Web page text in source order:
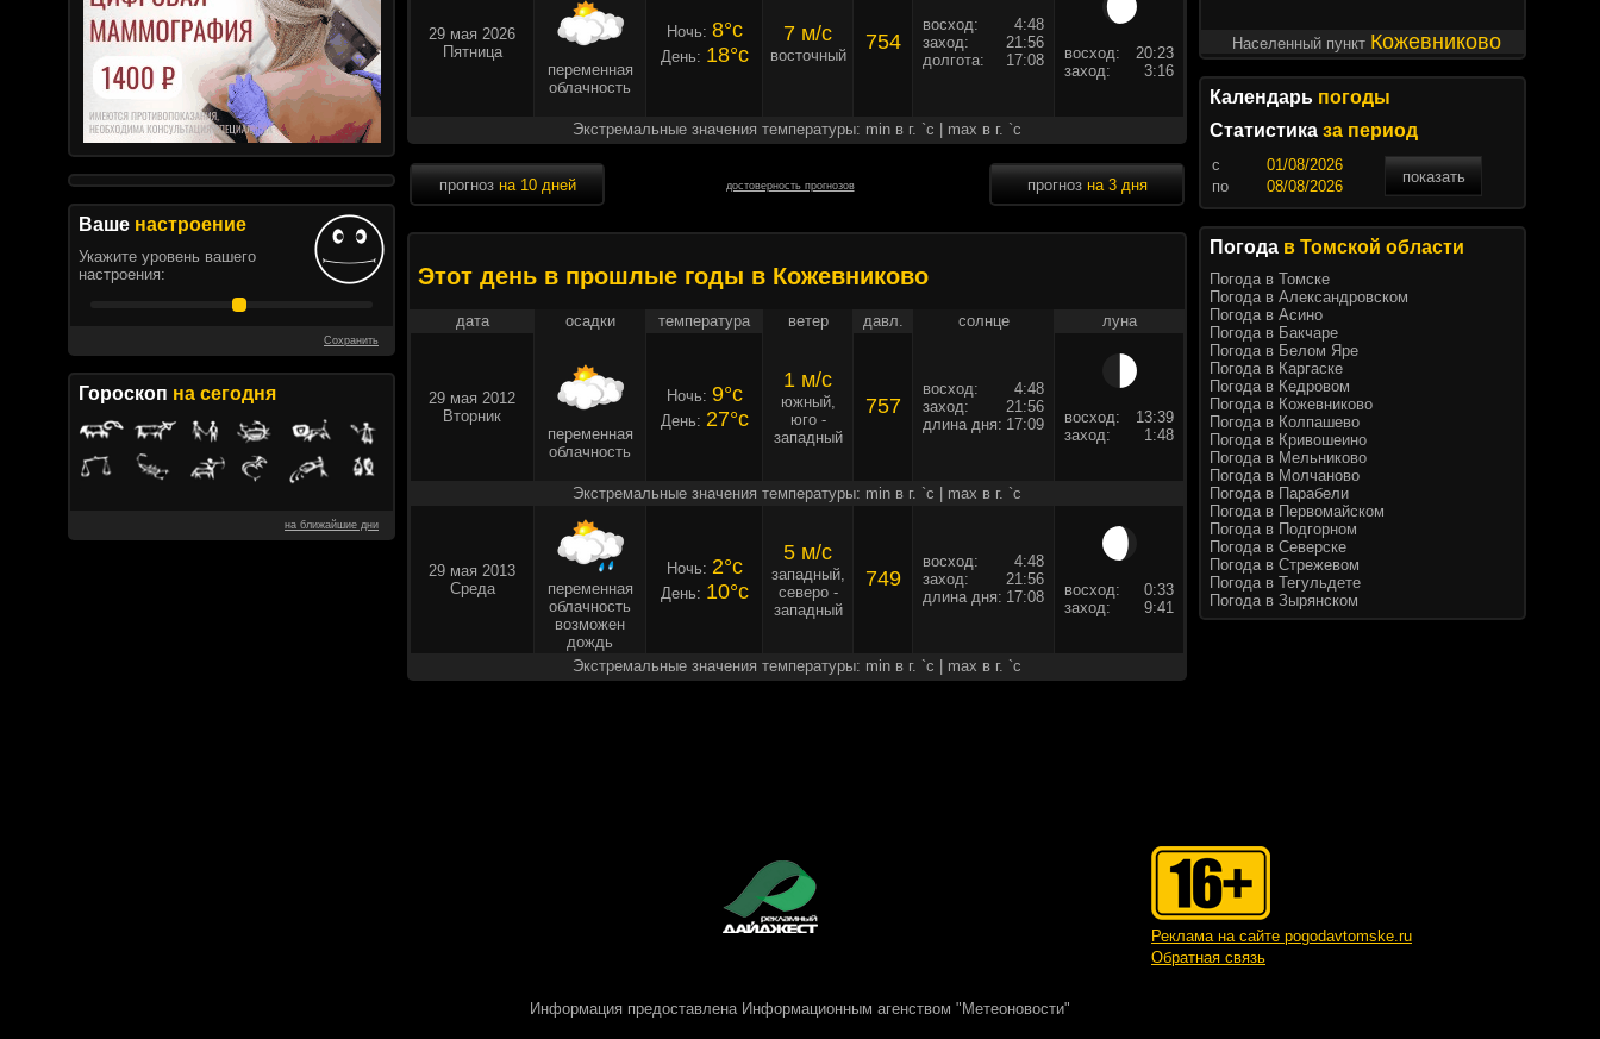
Ваше настроение
Укажите уровень вашего
настроения:
Сохранить
Гороскоп на сегодня
на ближайшие дни
29 мая 2026
Пятница
переменная
облачность
Ночь: 8°c
День: 18°c
7 м/c
восточный
754
восход:
4:48
заход:
21:56
долгота:
17:08 восход:
20:23
заход:
3:16
Экстремальные значения температуры: min в г. `c | max в г. `c
прогноз на 10 дней достоверность прогнозов прогноз на 3 дня
Этот день в прошлые годы в Кожевниково
дата осадки температура ветер давл. солнце луна
29 мая 2012
Вторник
переменная
облачность
Ночь: 9°c
День: 27°c
1 м/c
южный,
юго -
западный
757
восход:
4:48
заход:
21:56
длина дня: 17:09 восход:
13:39
заход:
1:48
Экстремальные значения температуры: min в г. `c | max в г. `c
29 мая 2013
Среда
переменная
облачность
возможен
дождь
Ночь: 2°c
День: 10°c
5 м/c
западный,
северо -
западный
749
восход:
4:48
заход:
21:56
длина дня: 17:08 восход:
0:33
заход:
9:41
Экстремальные значения температуры: min в г. `c | max в г. `c
Населенный пункт Кожевниково
Календарь погоды
Статистика за период
c
показать
по
Погода в Томской области
Погода в Томске
Погода в Александровском
Погода в Асино
Погода в Бакчаре
Погода в Белом Яре
Погода в Каргаске
Погода в Кедровом
Погода в Кожевниково
Погода в Колпашево
Погода в Кривошеино
Погода в Мельниково
Погода в Молчаново
Погода в Парабели
Погода в Первомайском
Погода в Подгорном
Погода в Северске
Погода в Стрежевом
Погода в Тегульдете
Погода в Зырянском
Реклама на сайте pogodavtomske.ru
Обратная связь
Информация предоставлена Информационным агенством "Метеоновости"